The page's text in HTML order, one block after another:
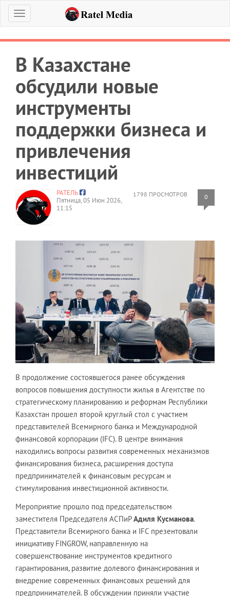
Меню
В Казахстане
обсудили новые
инструменты
поддержки бизнеса и
привлечения
инвестиций
1798 ПРОСМОТРОВ 0
РАТЕЛЬ
Пятница, 05 Июн 2026,
11:15
В продолжение состоявшегося ранее обсуждения
вопросов повышения доступности жилья в Агентстве по
стратегическому планированию и реформам Республики
Казахстан прошел второй круглый стол с участием
представителей Всемирного банка и Международной
финансовой корпорации (IFC). В центре внимания
находились вопросы развития современных механизмов
финансирования бизнеса, расширения доступа
предпринимателей к финансовым ресурсам и
стимулирования инвестиционной активности.
Мероприятие прошло под председательством
заместителя Председателя АСПиРАдиля Кусманова.
Представители Всемирного банка и IFC презентовали
инициативу FINGROW, направленную на
совершенствование инструментов кредитного
гарантирования, развитие долевого финансирования и
внедрение современных финансовых решений для
предпринимателей. В обсуждении приняли участие